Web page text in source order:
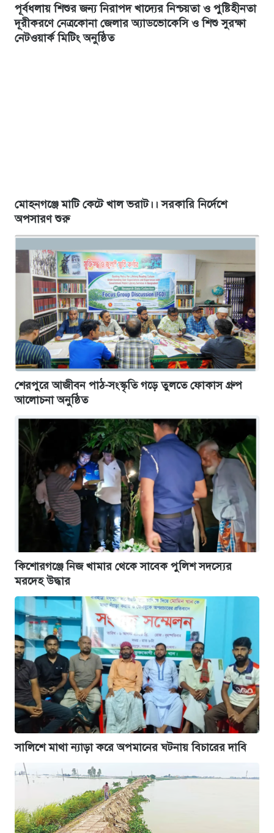
পূর্বধলায় শিশুর জন্য নিরাপদ খাদ্যের নিশ্চয়তা ও পুষ্টিহীনতা
দূরীকরণে নেত্রকোনা জেলার অ্যাডভোকেসি ও শিশু সুরক্ষা
নেটওয়ার্ক মিটিং অনুষ্ঠিত
মোহনগঞ্জে মাটি কেটে খাল ভরাট।। সরকারি নির্দেশে
অপসারণ শুরু
শেরপুরে আজীবন পাঠ-সংস্কৃতি গড়ে তুলতে ফোকাস গ্রুপ
আলোচনা অনুষ্ঠিত
কিশোরগঞ্জে নিজ খামার থেকে সাবেক পুলিশ সদস্যের
মরদেহ উদ্ধার
সালিশে মাথা ন্যাড়া করে অপমানের ঘটনায় বিচারের দাবি